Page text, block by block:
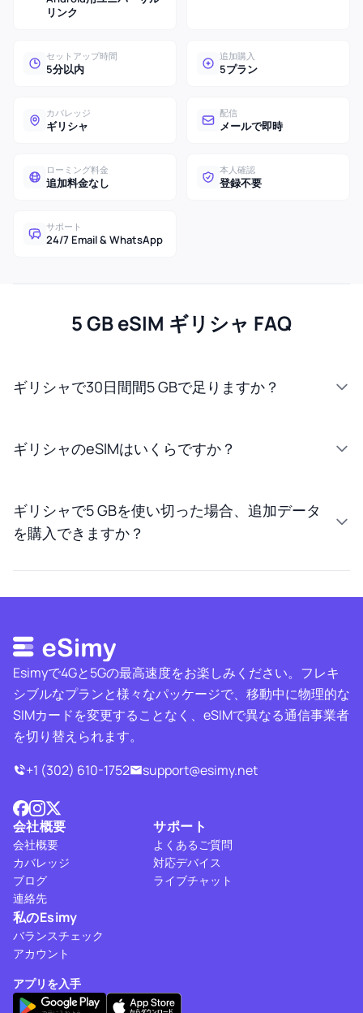
リンク
セットアップ時間
5分以内
追加購入
5プラン
カバレッジ
ギリシャ
配信
メールで即時
ローミング料金
追加料金なし
本人確認
登録不要
サポート
24/7 Email & WhatsApp
5 GB eSIM ギリシャ FAQ
ギリシャで30日間間5 GBで足りますか？
ギリシャのeSIMはいくらですか？
ギリシャで5 GBを使い切った場合、追加データ
を購入できますか？
Esimyで4Gと5Gの最高速度をお楽しみください。フレキ
シブルなプランと様々なパッケージで、移動中に物理的な
SIMカードを変更することなく、eSIMで異なる通信事業者
を切り替えられます。
+1 (302) 610-1752
support@esimy.net
会社概要
会社概要
カバレッジ
ブログ
連絡先
サポート
よくあるご質問
対応デバイス
ライブチャット
私のEsimy
バランスチェック
アカウント
アプリを入手